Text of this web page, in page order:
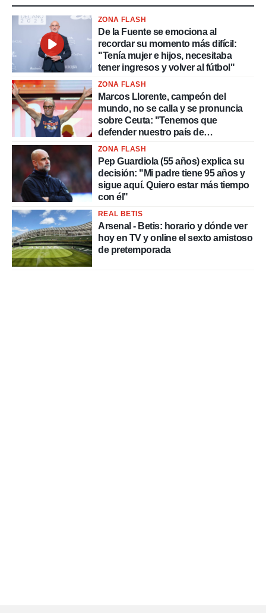
ZONA FLASH
De la Fuente se emociona al
recordar su momento más difícil:
"Tenía mujer e hijos, necesitaba
tener ingresos y volver al fútbol"
ZONA FLASH
Marcos Llorente, campeón del
mundo, no se calla y se pronuncia
sobre Ceuta: "Tenemos que
defender nuestro país de
delincuentes"
ZONA FLASH
Pep Guardiola (55 años) explica su
decisión: "Mi padre tiene 95 años y
sigue aquí. Quiero estar más tiempo
con él"
REAL BETIS
Arsenal - Betis: horario y dónde ver
hoy en TV y online el sexto amistoso
de pretemporada